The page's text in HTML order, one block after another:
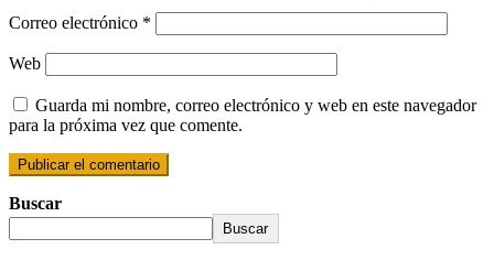
Correo electrónico *
Web
Guarda mi nombre, correo electrónico y web en este navegador
para la próxima vez que comente.
Buscar
Buscar